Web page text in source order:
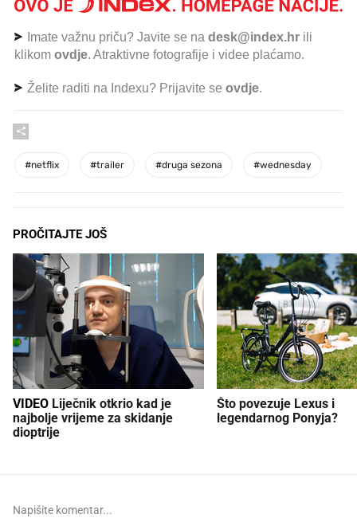
Imate važnu priču? Javite se na desk@index.hr ili
klikom ovdje. Atraktivne fotografije i videe plaćamo.
Želite raditi na Indexu? Prijavite se ovdje.
#netflix #trailer #druga sezona #wednesday
PROČITAJTE JOŠ
VIDEO
najbolje vrijeme za skidanje
dioptrije
Što povezuje Lexus i
legendarnog Ponyja?